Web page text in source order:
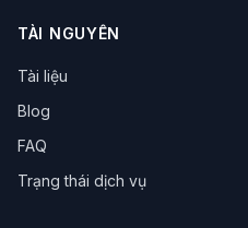
TÀI NGUYÊN
Tài liệu
Blog
FAQ
Trạng thái dịch vụ